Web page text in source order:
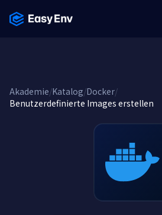
Akademie/Katalog/Docker/
Benutzerdefinierte Images erstellen